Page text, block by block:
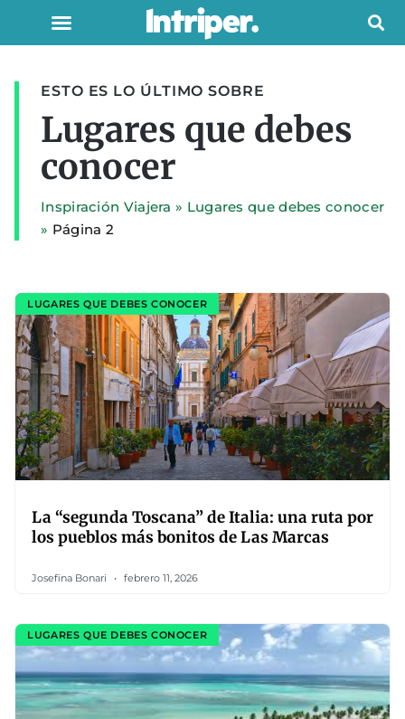
ESTO ES LO ÚLTIMO SOBRE
Lugares que debes
conocer
Inspiración Viajera » Lugares que debes conocer
» Página 2
LUGARES QUE DEBES CONOCER
La “segunda Toscana” de Italia: una ruta por
los pueblos más bonitos de Las Marcas
Josefina Bonari febrero 11, 2026
LUGARES QUE DEBES CONOCER